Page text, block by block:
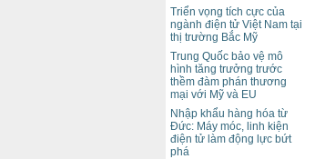
Triển vọng tích cực của
ngành điện tử Việt Nam tại
thị trường Bắc Mỹ
Trung Quốc bảo vệ mô
hình tăng trưởng trước
thềm đàm phán thương
mại với Mỹ và EU
Nhập khẩu hàng hóa từ
Đức: Máy móc, linh kiện
điện tử làm động lực bứt
phá